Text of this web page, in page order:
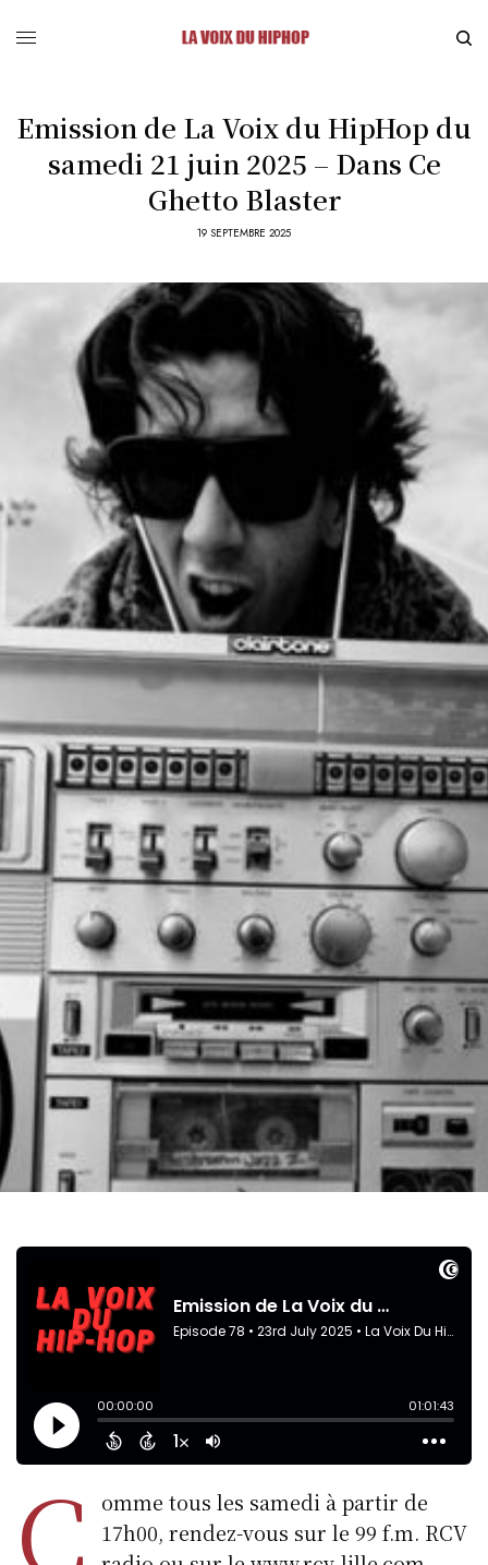
Emission de La Voix du HipHop du
samedi 21 juin 2025 – Dans Ce
Ghetto Blaster
19 SEPTEMBRE 2025
C
omme tous les samedi à partir de
17h00, rendez-vous sur le 99 f.m. RCV